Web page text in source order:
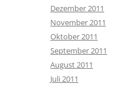
Dezember 2011
November 2011
Oktober 2011
September 2011
August 2011
Juli 2011